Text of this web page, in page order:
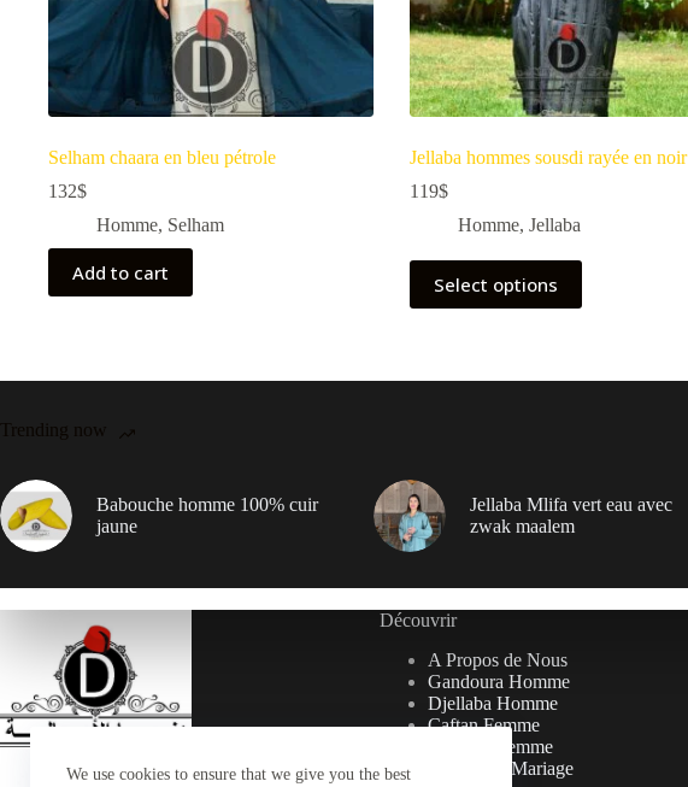
We use cookies to ensure that we give you the best
Selham chaara en bleu pétrole
132$
Homme, Selham
Add to cart
Jellaba hommes sousdi rayée en noir
119$
Homme, Jellaba
Select options
Trending now
Babouche homme 100% cuir
jaune
Jellaba Mlifa vert eau avec
zwak maalem
Découvrir
A Propos de Nous
Gandoura Homme
Djellaba Homme
Caftan Femme
Djellaba Femme
Collection Mariage